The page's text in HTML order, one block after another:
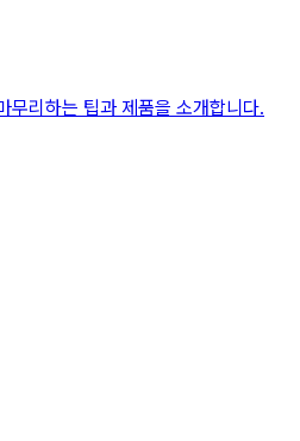
무리하는 팁과 제품을 소개합니다.